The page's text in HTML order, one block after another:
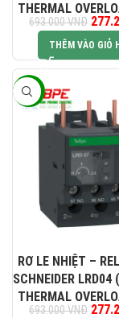
THERMAL
693.000VNĐ Giá
THÊM VÀO GIỎ
-60%
RƠ LE NHIỆT –
SCHNEIDER
THERMAL
693.000VNĐ Giá